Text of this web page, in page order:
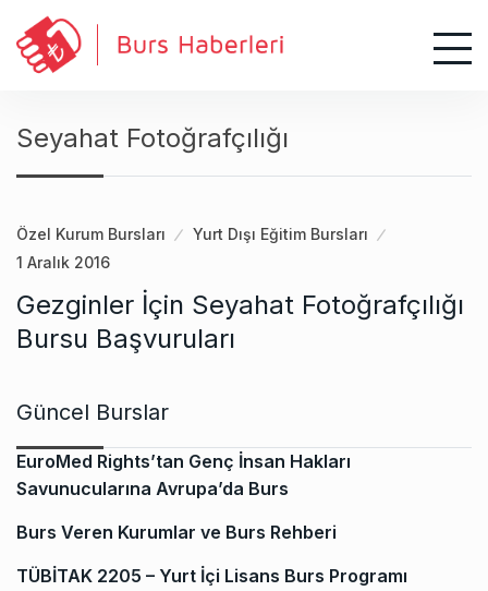
Seyahat Fotoğrafçılığı
Özel Kurum Bursları
Yurt Dışı Eğitim Bursları
1 Aralık 2016
Gezginler İçin Seyahat Fotoğrafçılığı
Bursu Başvuruları
Güncel Burslar
EuroMed Rights’tan Genç İnsan Hakları
Savunucularına Avrupa’da Burs
Burs Veren Kurumlar ve Burs Rehberi
TÜBİTAK 2205 – Yurt İçi Lisans Burs Programı